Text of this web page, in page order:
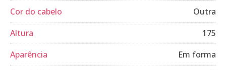
Cor do cabelo
Outra
Altura
175
Aparência
Em forma